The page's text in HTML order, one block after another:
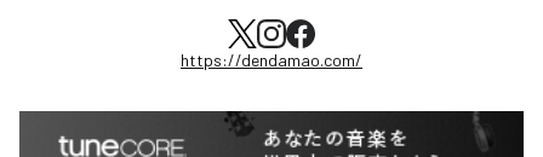
https://dendamao.com/